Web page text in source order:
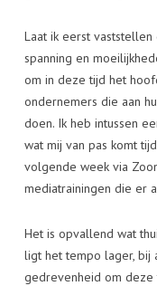
Laat ik eerst
spanning en
om in deze tijd het
ondernemers die aan
doen. Ik heb intussen
wat mij van pas komt
volgende week via
mediatrainingen die er
Het is opvallend wat
ligt het tempo lager, bij
gedrevenheid om